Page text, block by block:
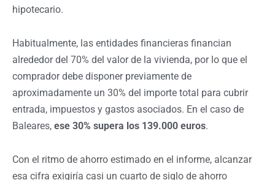
hipotecario.
Habitualmente, las entidades financieras financian
alrededor del 70% del valor de la vivienda, por lo que el
comprador debe disponer previamente de
aproximadamente un 30% del importe total para cubrir
entrada, impuestos y gastos asociados. En el caso de
Baleares, ese 30% supera los 139.000 euros.
Con el ritmo de ahorro estimado en el informe, alcanzar
esa cifra exigiría casi un cuarto de siglo de ahorro